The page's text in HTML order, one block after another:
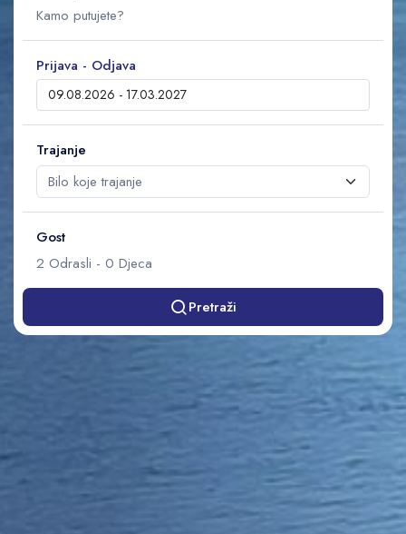
Prijava - Odjava
Trajanje
Gost
2 Odrasli - 0 Djeca
Pretraži